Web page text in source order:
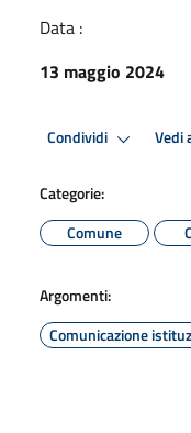
Data :
13 maggio 2024
Condividi Vedi
Categorie:
Comune
Argomenti:
Comunicazione